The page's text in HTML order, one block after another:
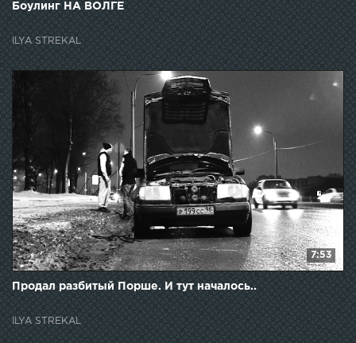
Боулинг НА ВОЛГЕ
ILYA STREKAL
7:53
Продал разбитый Порше. И тут началось..
ILYA STREKAL